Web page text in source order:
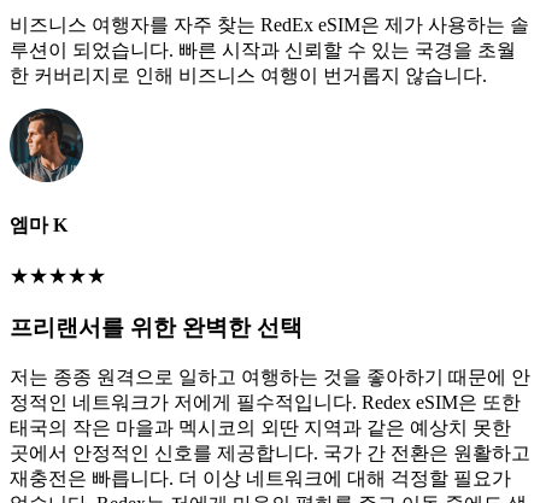
비즈니스 여행자를 자주 찾는 RedEx eSIM은 제가 사용하는 솔
루션이 되었습니다. 빠른 시작과 신뢰할 수 있는 국경을 초월
한 커버리지로 인해 비즈니스 여행이 번거롭지 않습니다.
엠마 K
★★★★★
프리랜서를 위한 완벽한 선택
저는 종종 원격으로 일하고 여행하는 것을 좋아하기 때문에 안
정적인 네트워크가 저에게 필수적입니다. Redex eSIM은 또한
태국의 작은 마을과 멕시코의 외딴 지역과 같은 예상치 못한
곳에서 안정적인 신호를 제공합니다. 국가 간 전환은 원활하고
재충전은 빠릅니다. 더 이상 네트워크에 대해 걱정할 필요가